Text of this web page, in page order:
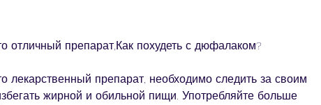
отличный препарат,Как похудеть с дюфалаком?
лекарственный препарат, необходимо следить за своим
жирной и обильной пищи. Употребляйте больше